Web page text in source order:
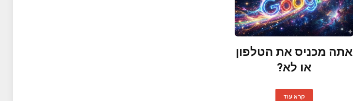
אתה מכניס את הטלפון
או לא?
קרא עוד